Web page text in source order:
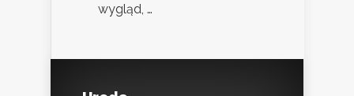
wygląd, …